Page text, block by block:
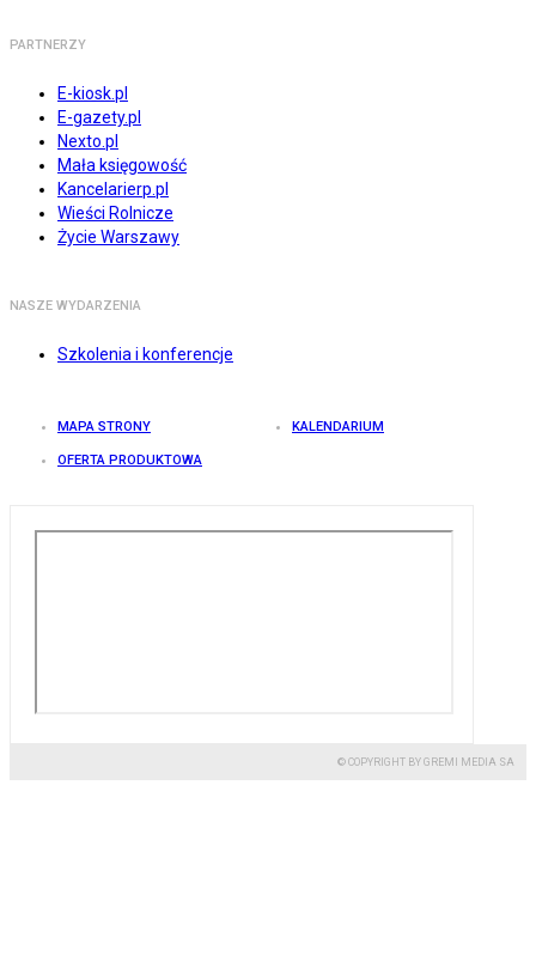
PARTNERZY
E-kiosk.pl
E-gazety.pl
Nexto.pl
Mała księgowość
Kancelarierp.pl
Wieści Rolnicze
Życie Warszawy
NASZE WYDARZENIA
Szkolenia i konferencje
MAPA STRONY KALENDARIUM
OFERTA PRODUKTOWA
© COPYRIGHT BY GREMI MEDIA SA